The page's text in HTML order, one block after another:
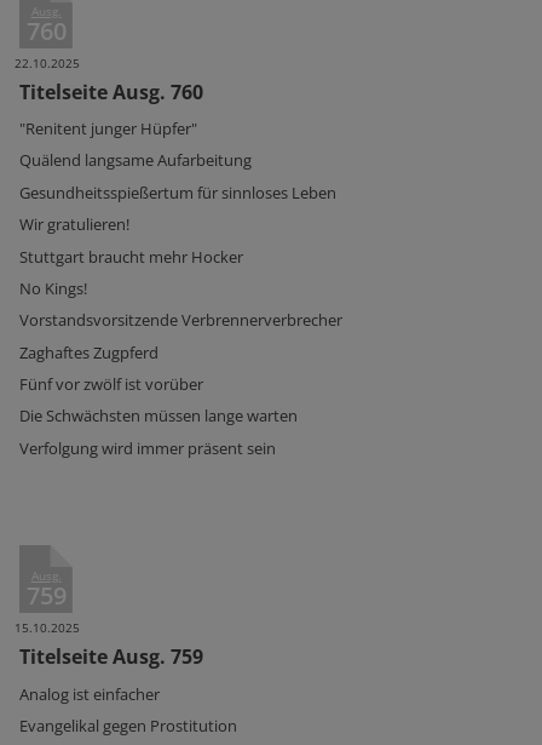
Ausg.
760
22.10.2025
Titelseite Ausg. 760
"Renitent junger Hüpfer"
Quälend langsame Aufarbeitung
Gesundheitsspießertum für sinnloses Leben
Wir gratulieren!
Stuttgart braucht mehr Hocker
No Kings!
Vorstandsvorsitzende Verbrennerverbrecher
Zaghaftes Zugpferd
Fünf vor zwölf ist vorüber
Die Schwächsten müssen lange warten
Verfolgung wird immer präsent sein
Ausg.
759
15.10.2025
Titelseite Ausg. 759
Analog ist einfacher
Evangelikal gegen Prostitution